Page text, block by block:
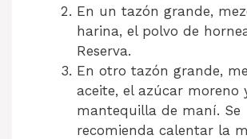
En un tazón grande,
harina, el polvo de
Reserva.
En otro tazón grande,
aceite, el azúcar moreno
mantequilla de maní. Se
recomienda calentar la